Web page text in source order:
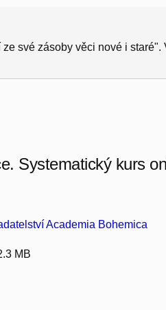
své zásoby věci nové i
Systematický kurs
Academia Bohemica
MB